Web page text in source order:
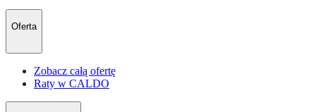
Oferta
Zobacz całą ofertę
Raty w CALDO